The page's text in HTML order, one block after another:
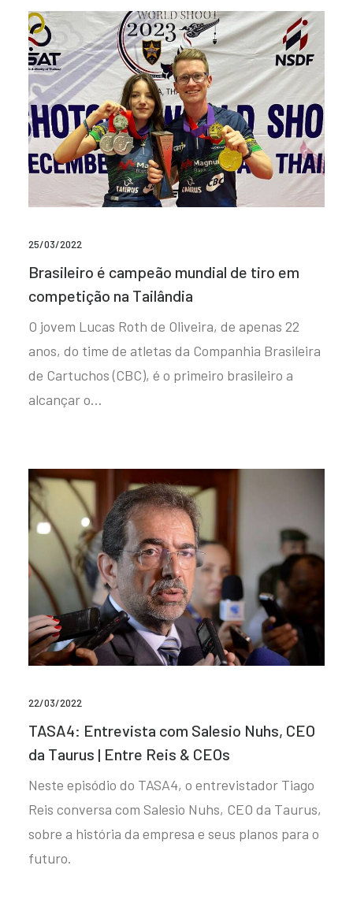
25/03/2022
Brasileiro é campeão mundial de tiro em
competição na Tailândia
O jovem Lucas Roth de Oliveira, de apenas 22
anos, do time de atletas da Companhia Brasileira
de Cartuchos (CBC), é o primeiro brasileiro a
alcançar o…
22/03/2022
TASA4: Entrevista com Salesio Nuhs, CEO
da Taurus | Entre Reis & CEOs
Neste episódio do TASA4, o entrevistador Tiago
Reis conversa com Salesio Nuhs, CEO da Taurus,
sobre a história da empresa e seus planos para o
futuro.